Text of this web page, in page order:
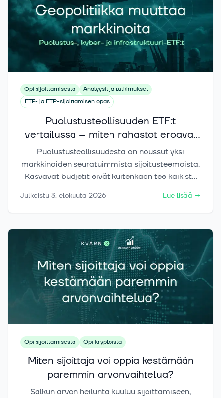
Opi sijoittamisesta
Analyysit ja tutkimukset
ETF- ja ETP-sijoittamisen opas
Puolustusteollisuuden ETF:t
vertailussa – miten rahastot eroavat
toisistaan?
Puolustusteollisuudesta on noussut yksi
markkinoiden seuratuimmista sijoitusteemoista.
Kasvavat budjetit eivät kuitenkaan tee kaikista
maantiede, omistukset ja riskit voivat poiketa
toisistaan merkittävästi. Tässä artikkelissa
Julkaistu 3. elokuuta 2026 Lue lisää →
Opi sijoittamisesta Opi kryptoista
Miten sijoittaja voi oppia kestämään
paremmin arvonvaihtelua?
Salkun arvon heilunta kuuluu sijoittamiseen,